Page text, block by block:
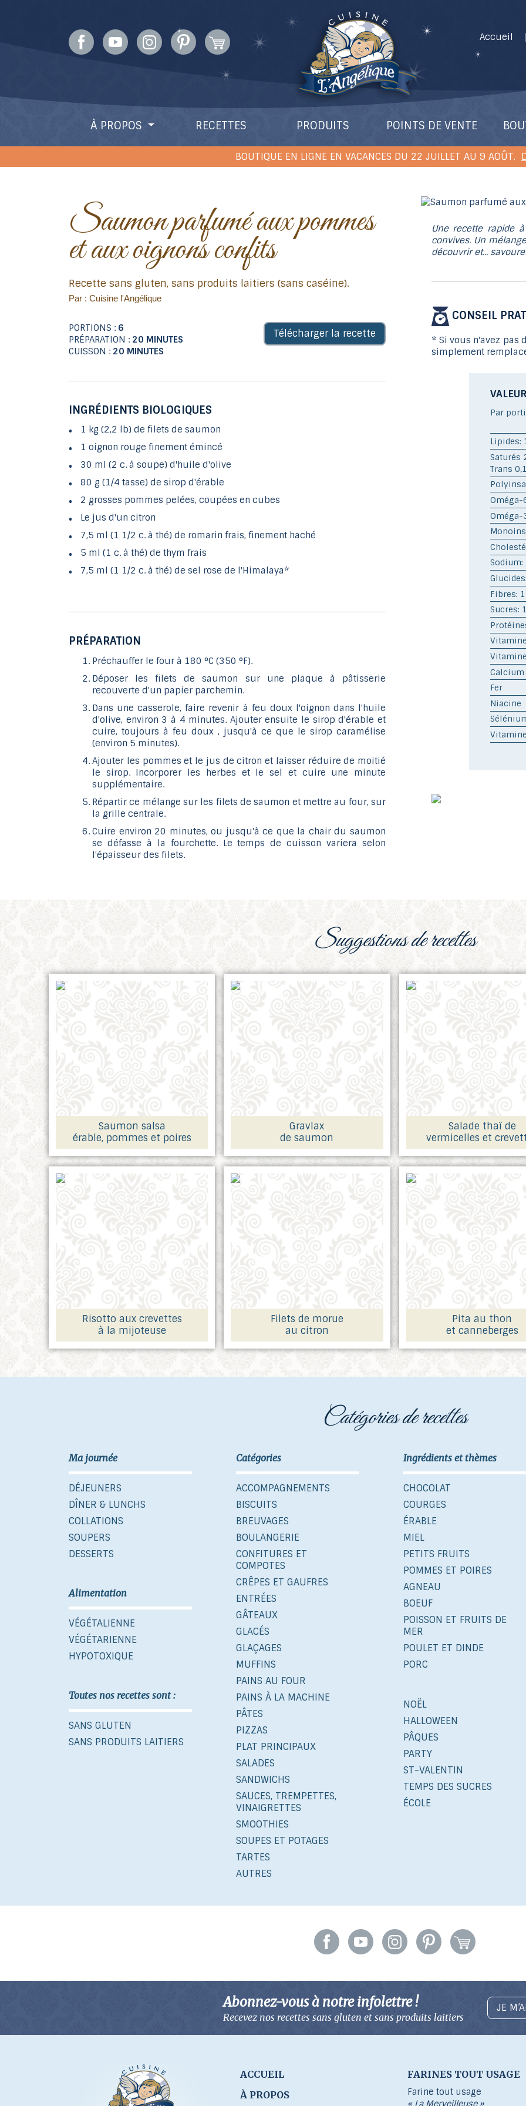
Accueil
À PROPOS RECETTES PRODUITS POINTS DE VENTE
BOUTIQUE EN LIGNE EN VACANCES DU 22 JUILLET AU 9 AOÛT.
Saumon parfumé aux pommes
et aux oignons confits
Recette sans gluten, sans produits laitiers (sans caséine).
Par : Cuisine l'Angélique
PORTIONS : 6
PRÉPARATION : 20 MINUTES
CUISSON : 20 MINUTES
Télécharger la recette
INGRÉDIENTS BIOLOGIQUES
1 kg (2,2 lb) de filets de saumon
1 oignon rouge finement émincé
30 ml (2 c. à soupe) d'huile d'olive
80 g (1/4 tasse) de sirop d'érable
2 grosses pommes pelées, coupées en cubes
Le jus d'un citron
7,5 ml (1 1/2 c. à thé) de romarin frais, finement haché
5 ml (1 c. à thé) de thym frais
7,5 ml (1 1/2 c. à thé) de sel rose de l'Himalaya*
PRÉPARATION
Préchauffer le four à 180 °C (350 °F).
Déposer les filets de saumon sur une plaque à pâtisserie
recouverte d'un papier parchemin.
Dans une casserole, faire revenir à feu doux l'oignon dans l'huile
d'olive, environ 3 à 4 minutes. Ajouter ensuite le sirop d'érable et
cuire, toujours à feu doux , jusqu'à ce que le sirop caramélise
(environ 5 minutes).
Ajouter les pommes et le jus de citron et laisser réduire de moitié
le sirop. Incorporer les herbes et le sel et cuire une minute
supplémentaire.
Répartir ce mélange sur les filets de saumon et mettre au four, sur
la grille centrale.
Cuire environ 20 minutes, ou jusqu'à ce que la chair du saumon
se défasse à la fourchette. Le temps de cuisson variera selon
l'épaisseur des filets.
Une recette rapide
convives. Un
découvrir et...
CONSEIL
* Si vous n'avez pas
simplement
Par
Lipides:
Saturés
Trans
Oméga-
Oméga-
Sodium:
Fibres:
Sucres:
Calcium
Fer
Niacine
suggestions de recettes
Saumon salsa
érable, pommes et poires
Gravlax
de saumon
Salade thaï de
vermicelles et
Risotto aux crevettes
à la mijoteuse
Filets de morue
au citron
Pita au thon
et canneberges
catégories de recettes
Ma journée
DÉJEUNERS
DÎNER & LUNCHS
COLLATIONS
SOUPERS
DESSERTS
Alimentation
VÉGÉTALIENNE
VÉGÉTARIENNE
HYPOTOXIQUE
Toutes nos recettes sont :
SANS GLUTEN
SANS PRODUITS LAITIERS
Catégories
ACCOMPAGNEMENTS
BISCUITS
BREUVAGES
BOULANGERIE
CONFITURES ET
COMPOTES
CRÊPES ET GAUFRES
ENTRÉES
GÂTEAUX
GLACÉS
GLAÇAGES
MUFFINS
PAINS AU FOUR
PAINS À LA MACHINE
PÂTES
PIZZAS
PLAT PRINCIPAUX
SALADES
SANDWICHS
SAUCES, TREMPETTES,
VINAIGRETTES
SMOOTHIES
SOUPES ET POTAGES
TARTES
AUTRES
Ingrédients et thèmes
CHOCOLAT
COURGES
ÉRABLE
MIEL
PETITS FRUITS
POMMES ET POIRES
AGNEAU
BOEUF
POISSON ET FRUITS DE
MER
POULET ET DINDE
PORC
NOËL
HALLOWEEN
PÂQUES
PARTY
ST-VALENTIN
TEMPS DES SUCRES
ÉCOLE
Abonnez-vous à notre infolettre !
Recevez nos recettes sans gluten et sans produits laitiers
JE
ACCUEIL
À PROPOS
FARINES TOUT USAGE
Farine tout usage
« La Merveilleuse »